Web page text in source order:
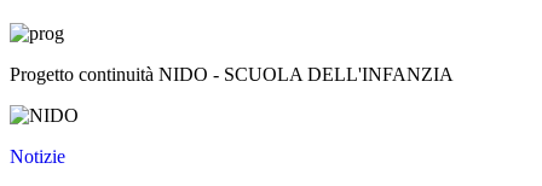
Progetto continuità NIDO - SCUOLA DELL'INFANZIA
Notizie